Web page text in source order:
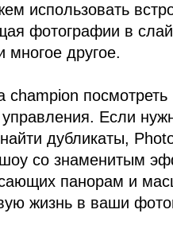
использовать
фотографии в
многое другое.
champion
Если
дубликаты,
со знаменитым
панорам и
жизнь в ваши